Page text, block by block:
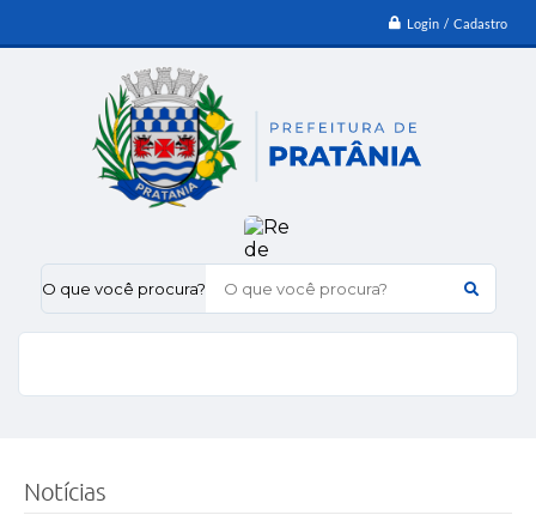
Login / Cadastro
O que você procura?
Notícias